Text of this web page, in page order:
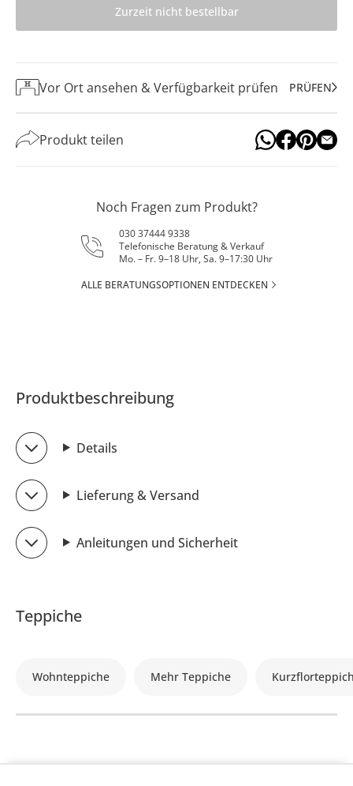
Zurzeit nicht bestellbar
Vor Ort ansehen & Verfügbarkeit prüfen PRÜFEN
Produkt teilen
Noch Fragen zum Produkt?
030 37444 9338
Telefonische Beratung & Verkauf
Mo. – Fr. 9–18 Uhr, Sa. 9–17:30 Uhr
ALLE BERATUNGSOPTIONEN ENTDECKEN
Produktbeschreibung
Details
Lieferung & Versand
Anleitungen und Sicherheit
Teppiche
Wohnteppiche Mehr Teppiche